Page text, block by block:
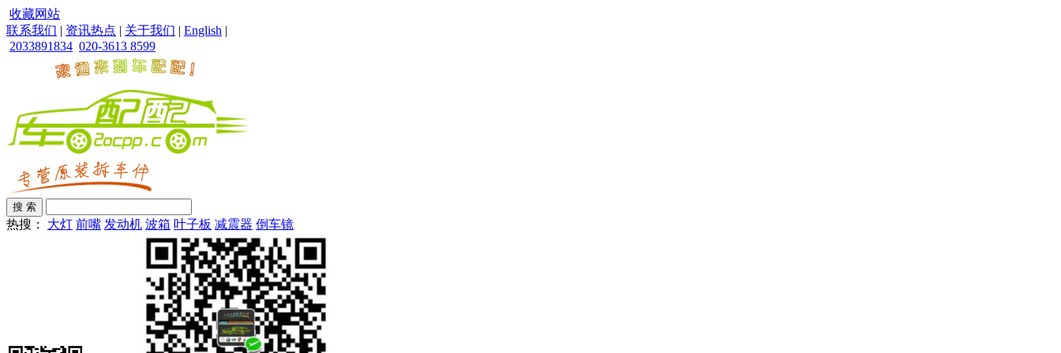
收藏网站
联系我们 | 资讯热点 | 关于我们 | English |
2033891834 020-3613 8599
热搜： 大灯 前嘴 发动机 波箱 叶子板 减震器 倒车镜